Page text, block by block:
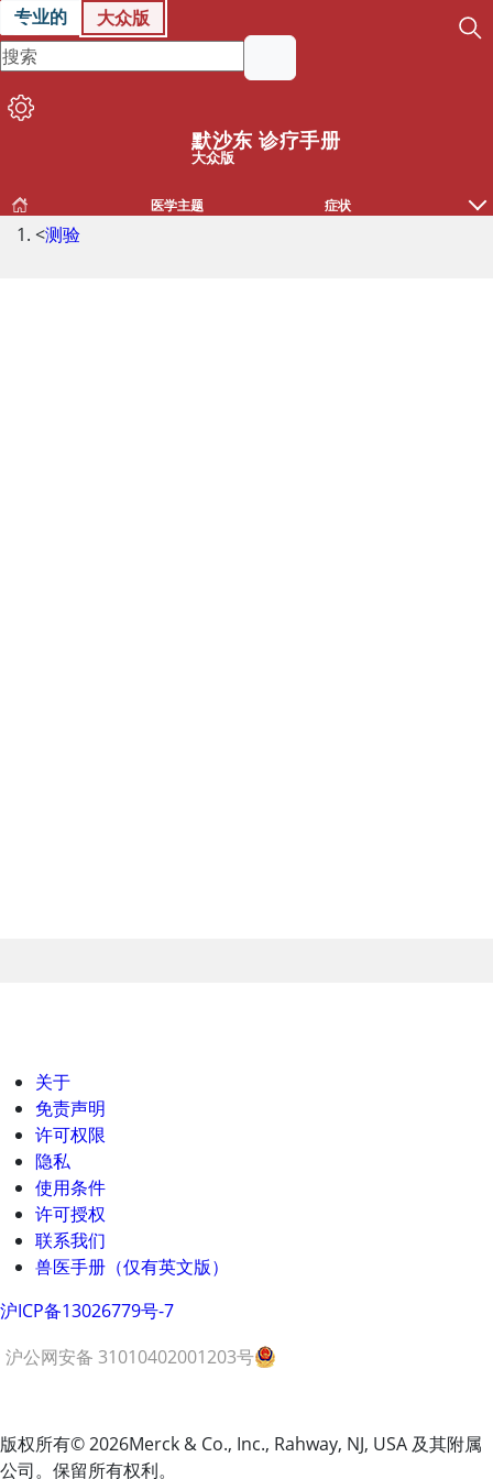
专业的 大众版
默沙东 诊疗手册
大众版
医学主题 症状
<测验
关于
免责声明
许可权限
隐私
使用条件
许可授权
联系我们
兽医手册（仅有英文版）
沪ICP备13026779号-7
沪公网安备 31010402001203号
版权所有© 2026Merck & Co., Inc., Rahway, NJ, USA 及其附属
公司。保留所有权利。